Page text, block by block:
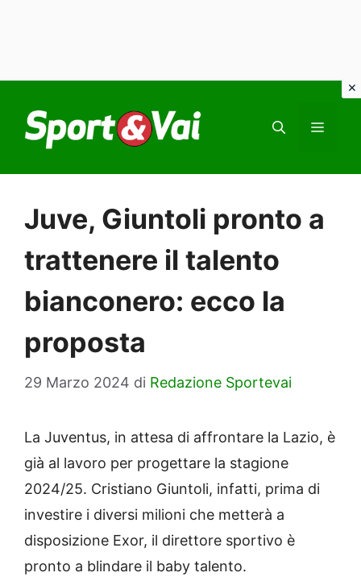
contenuto
Juve, Giuntoli pronto a
trattenere il talento
bianconero: ecco la
proposta
29 Marzo 2024 di Redazione Sportevai
La Juventus, in attesa di affrontare la Lazio, è
già al lavoro per progettare la stagione
2024/25. Cristiano Giuntoli, infatti, prima di
investire i diversi milioni che metterà a
disposizione Exor, il direttore sportivo è
pronto a blindare il baby talento.